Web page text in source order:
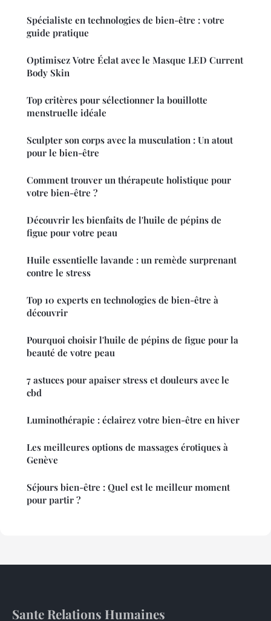
Spécialiste en technologies de bien-être : votre
guide pratique
Optimisez Votre Éclat avec le Masque LED Current
Body Skin
Top critères pour sélectionner la bouillotte
menstruelle idéale
Sculpter son corps avec la musculation : Un atout
pour le bien-être
Comment trouver un thérapeute holistique pour
votre bien-être ?
Découvrir les bienfaits de l'huile de pépins de
figue pour votre peau
Huile essentielle lavande : un remède surprenant
contre le stress
Top 10 experts en technologies de bien-être à
découvrir
Pourquoi choisir l'huile de pépins de figue pour la
beauté de votre peau
7 astuces pour apaiser stress et douleurs avec le
cbd
Luminothérapie : éclairez votre bien-être en hiver
Les meilleures options de massages érotiques à
Genève
Séjours bien-être : Quel est le meilleur moment
pour partir ?
Sante Relations Humaines